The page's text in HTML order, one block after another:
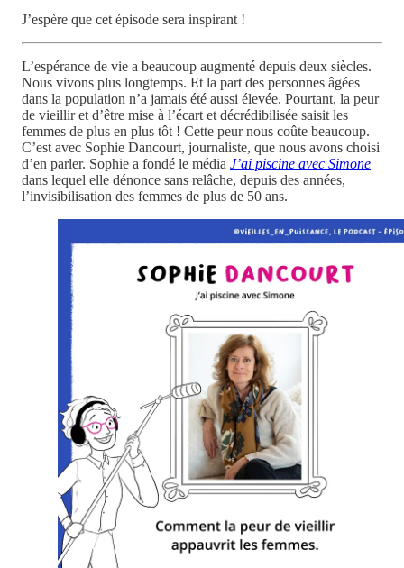
J’espère que cet épisode sera inspirant !
L’espérance de vie a beaucoup augmenté depuis deux siècles.
Nous vivons plus longtemps. Et la part des personnes âgées
dans la population n’a jamais été aussi élevée. Pourtant, la peur
de vieillir et d’être mise à l’écart et décrédibilisée saisit les
femmes de plus en plus tôt ! Cette peur nous coûte beaucoup.
C’est avec Sophie Dancourt, journaliste, que nous avons choisi
d’en parler. Sophie a fondé le média J’ai piscine avec Simone
dans lequel elle dénonce sans relâche, depuis des années,
l’invisibilisation des femmes de plus de 50 ans.